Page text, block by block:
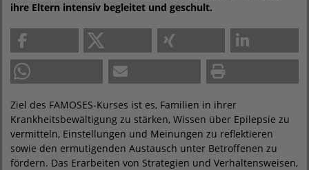
ihre Eltern intensiv begleitet und geschult.
Ziel des FAMOSES-Kurses ist es, Familien in ihrer
Krankheitsbewältigung zu stärken, Wissen über Epilepsie zu
vermitteln, Einstellungen und Meinungen zu reflektieren
sowie den ermutigenden Austausch unter Betroffenen zu
fördern. Das Erarbeiten von Strategien und Verhaltensweisen,